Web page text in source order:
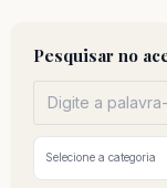
Pesquisar no